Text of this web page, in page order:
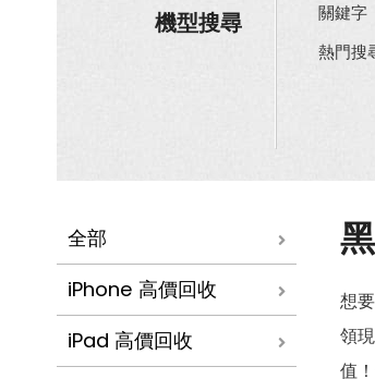
機型搜尋
關鍵字
熱門搜
全部
iPhone 高價回收
iPad 高價回收
想
領
值